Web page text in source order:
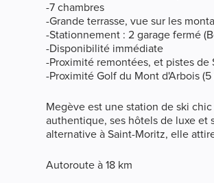
-7 chambres
-Grande terrasse, vue sur les
-Stationnement : 2 garage fermé
-Disponibilité immédiate
-Proximité remontées, et pistes de
-Proximité Golf du Mont d'Arbois
Megève est une station de ski
authentique, ses hôtels de luxe et
alternative à Saint-Moritz, elle
Autoroute à 18 km